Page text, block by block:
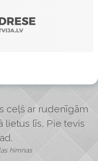
ceļš ar rudenīgām
lietus līs, Pie tevis
himnas